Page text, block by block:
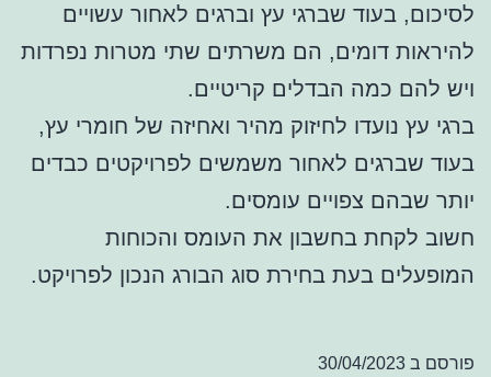
לסיכום, בעוד שברגי עץ וברגים לאחור עשויים
להיראות דומים, הם משרתים שתי מטרות נפרדות
ויש להם כמה הבדלים קריטיים.
ברגי עץ נועדו לחיזוק מהיר ואחיזה של חומרי עץ,
בעוד שברגים לאחור משמשים לפרויקטים כבדים
יותר שבהם צפויים עומסים.
חשוב לקחת בחשבון את העומס והכוחות
המופעלים בעת בחירת סוג הבורג הנכון לפרויקט.
פורסם ב 30/04/2023